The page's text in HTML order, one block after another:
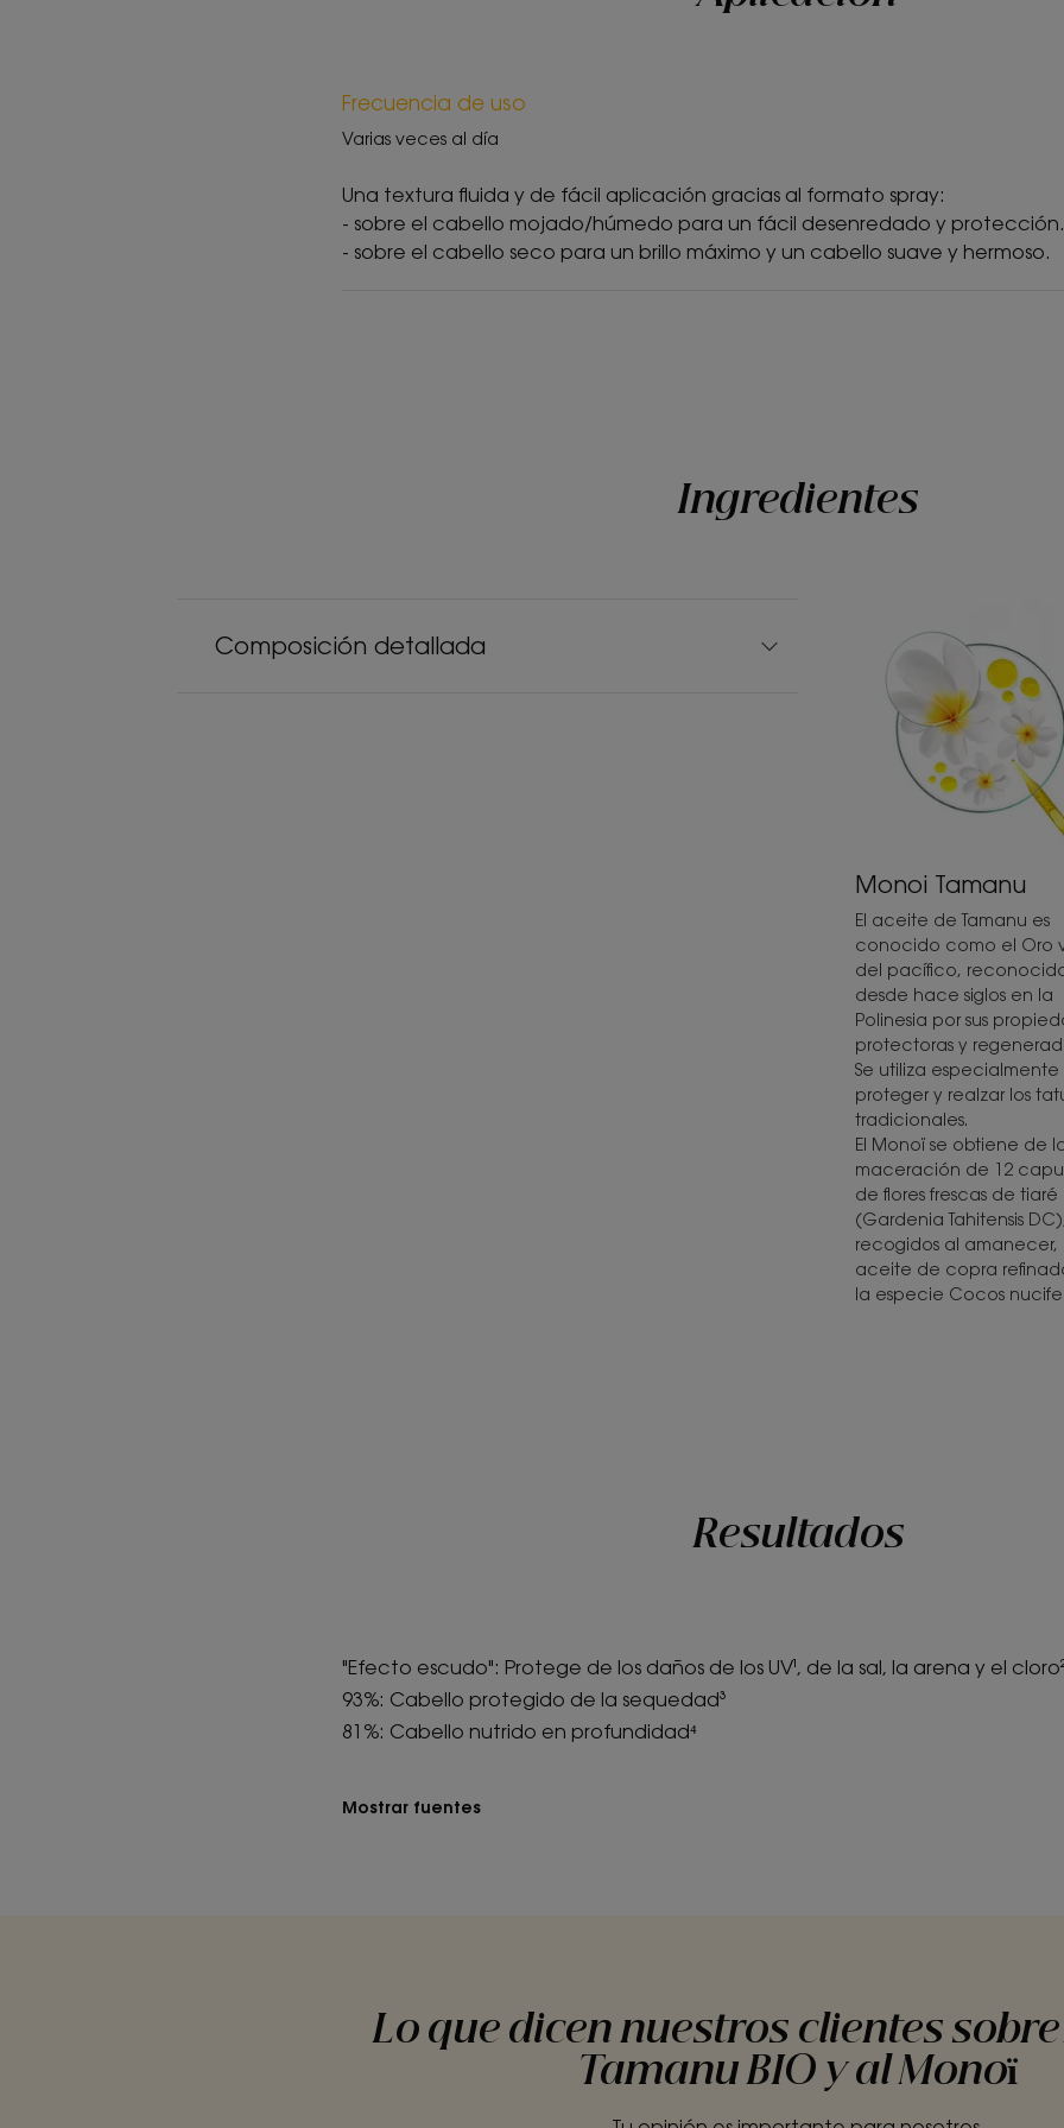
Frecuencia de uso
Varias veces al día
Una textura fluida y de fácil aplicación gracias al formato spray:
- sobre el cabello mojado/húmedo para un fácil desenredado y protección.
- sobre el cabello seco para un brillo máximo y un cabello suave y hermoso.
Ingredientes
Composición detallada
Monoi Tamanu
El aceite de Tamanu es
conocido como el Oro
del pacífico,
desde hace siglos en la
Polinesia por sus
protectoras y
Se utiliza
proteger y realzar los
tradicionales.
El Monoï se obtiene de
maceración de 12
de flores frescas de tiaré
(Gardenia Tahitensis
recogidos al amanecer,
aceite de copra
la especie Cocos
Resultados
"Efecto escudo": Protege de los daños de los UV¹, de la sal, la arena y el
93%: Cabello protegido de la sequedad³
81%: Cabello nutrido en profundidad⁴
Mostrar fuentes
Lo que dicen nuestros clientes sobre
Tamanu BIO y al Monoï